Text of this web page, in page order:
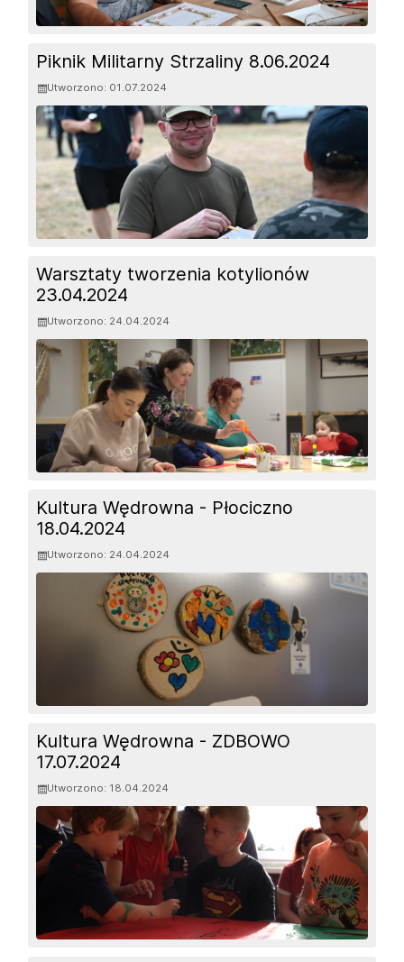
Piknik Militarny Strzaliny 8.06.2024
Utworzono: 01.07.2024
Warsztaty tworzenia kotylionów
23.04.2024
Utworzono: 24.04.2024
Kultura Wędrowna - Płociczno
18.04.2024
Utworzono: 24.04.2024
Kultura Wędrowna - ZDBOWO
17.07.2024
Utworzono: 18.04.2024